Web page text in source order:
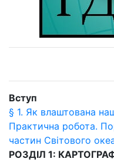
Вступ
§ 1. Як влаштована
Практична робота.
частин Світового
РОЗДІЛ 1: